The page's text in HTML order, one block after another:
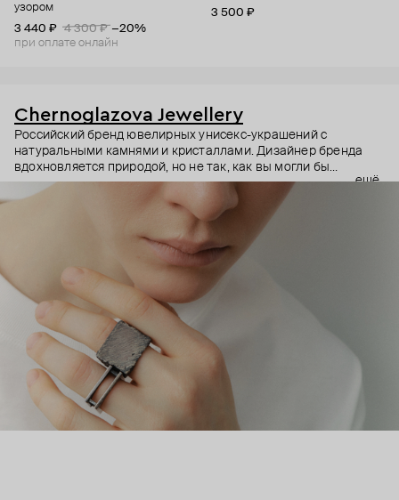
узором
3 440 ₽
4 300 ₽ −20%
при оплате онлайн
3 500 ₽
Chernoglazova Jewellery
Российский бренд ювелирных унисекс-украшений с
натуральными камнями и кристаллами. Дизайнер бренда
вдохновляется природой, но не так, как вы могли бы
подумать. Эти украшения скорее напоминают о крутых
скалах или суровых пустынных рельефах. Они будто
становятся талисманами, которые меняют самоощущение
владельца, одним своим видом добавляют силы и
уверенности. И неудивительно: чтобы носить квадратные
кольца в повседневных образах, уверенности должно быть
предостаточно.
ещё